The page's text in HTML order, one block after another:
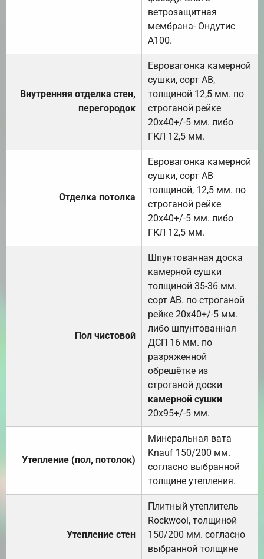
ветрозащитная
мембрана- Ондутис
А100.
Внутренняя отделка стен,
перегородок
Евровагонка камерной
сушки, сорт АВ,
толщиной 12,5 мм. по
строганой рейке
20х40+/-5 мм. либо
ГКЛ 12,5 мм.
Отделка потолка
Евровагонка камерной
сушки, сорт АВ
толщиной, 12,5 мм. по
строганой рейке
20х40+/-5 мм. либо
ГКЛ 12,5 мм.
Пол чистовой
Шпунтованная доска
камерной сушки
толщиной 35-36 мм.
сорт АВ. по строганой
рейке 20х40+/-5 мм.
либо шпунтованная
ДСП 16 мм. по
разряженной
обрешётке из
строганой доски
камерной сушки
20х95+/-5 мм.
Утепление (пол, потолок)
Минеральная вата
Knauf 150/200 мм.
согласно выбранной
толщине утепления.
Утепление стен
Плитный утеплитель
Rockwool, толщиной
150/200 мм. согласно
выбранной толщине